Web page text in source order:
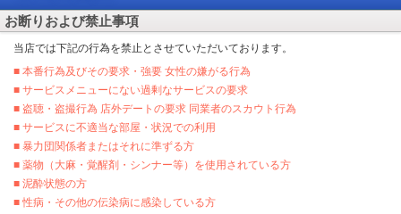
お断りおよび禁止事項
当店では下記の行為を禁止とさせていただいております。
■ 本番行為及びその要求・強要 女性の嫌がる行為
■ サービスメニューにない過剰なサービスの要求
■ 盗聴・盗撮行為 店外デートの要求 同業者のスカウト行為
■ サービスに不適当な部屋・状況での利用
■ 暴力団関係者またはそれに準ずる方
■ 薬物（大麻・覚醒剤・シンナー等）を使用されている方
■ 泥酔状態の方
■ 性病・その他の伝染病に感染している方